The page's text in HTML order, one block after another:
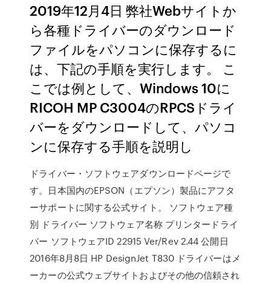
2019年12月4日 弊社Webサイトか
ら各種ドライバーのダウンロード
ファイルをパソコンに保存するに
は、下記の手順を実行します。 こ
こでは例として、Windows 10に
RICOH MP C3004のRPCSドライ
バーをダウンロードして、パソコ
ンに保存する手順を説明し
ドライバー・ソフトウェアダウンロードページで
す。日本国内のEPSON（エプソン）製品にアフタ
ーサポートに関する公式サイト。 ソフトウェア種
別 ドライバー ソフトウェア名称 プリンタードライ
バー ソフトウェアID 22915 Ver/Rev 2.44 公開日
2016年8月8日 HP DesignJet T830 ドライバーはメ
ーカーの公式ウェブサイトおよびその他の信頼され